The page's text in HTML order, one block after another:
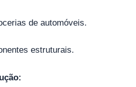
de automóveis.
estruturais.